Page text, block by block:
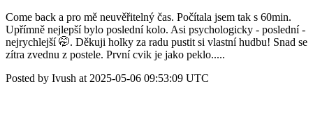
Come back a pro mě neuvěřitelný čas. Počítala jsem tak s 60min.
Upřímně nejlepší bylo poslední kolo. Asi psychologicky - poslední -
nejrychlejší 🤭. Děkuji holky za radu pustit si vlastní hudbu! Snad se
zítra zvednu z postele. První cvik je jako peklo.....
Posted by Ivush at 2025-05-06 09:53:09 UTC